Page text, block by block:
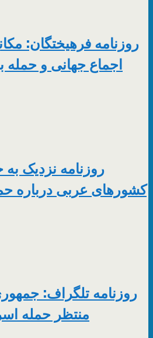
روزنامه فرهیختگان:
اجماع جهانی و حمله
روزنامه نزدیک
کشورهای عربی درباره
روزنامه تلگراف:
منتظر حمله